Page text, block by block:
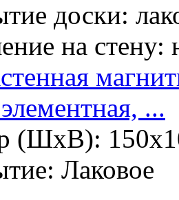
доски:
на стену:
...
(ШхВ):
Лаковое